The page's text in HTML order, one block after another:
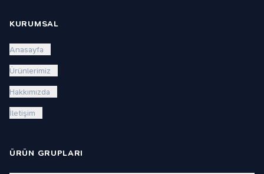
KURUMSAL
Anasayfa
Ürünlerimiz
Hakkımızda
İletişim
ÜRÜN GRUPLARI